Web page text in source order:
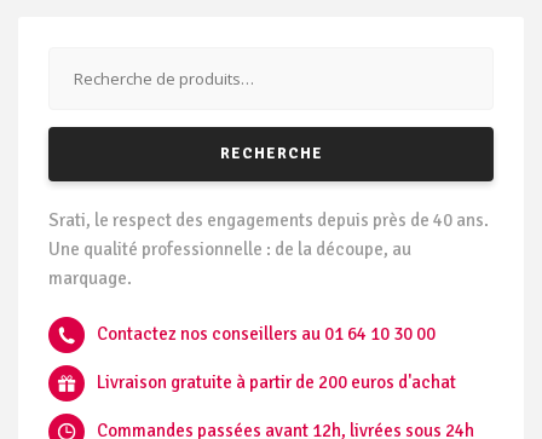
pour :
RECHERCHE
Srati, le respect des engagements depuis près de 40 ans.
Une qualité professionnelle : de la découpe, au
marquage.
Contactez nos conseillers au 01 64 10 30 00
Livraison gratuite à partir de 200 euros d'achat
Commandes passées avant 12h, livrées sous 24h